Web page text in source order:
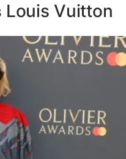
Louis Vuitton